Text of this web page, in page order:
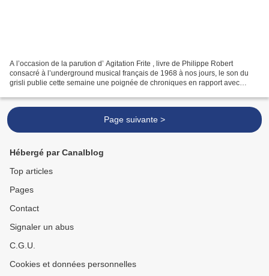
A l’occasion de la parution d’ Agitation Frite , livre de Philippe Robert
consacré à l’underground musical français de 1968 à nos jours, le son du
grisli publie cette semaine une poignée de chroniques en rapport avec
Page suivante >
Hébergé par Canalblog
Top articles
Pages
Contact
Signaler un abus
C.G.U.
Cookies et données personnelles